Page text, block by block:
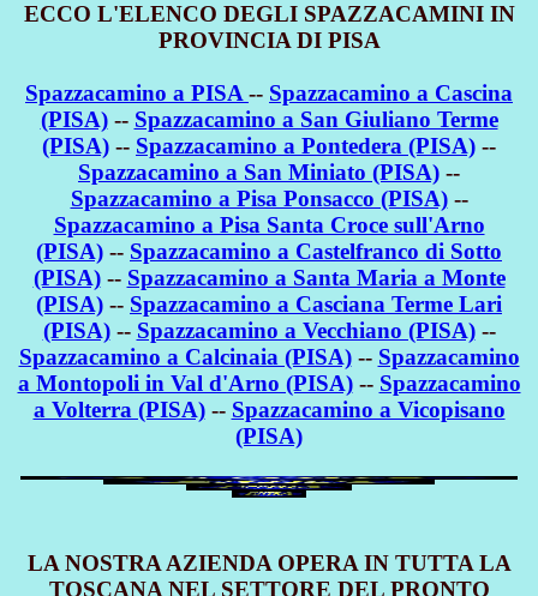
ECCO L'ELENCO DEGLI SPAZZACAMINI IN
PROVINCIA DI PISA
Spazzacamino a PISA -- Spazzacamino a Cascina
(PISA)-- Spazzacamino a San Giuliano Terme
(PISA) -- Spazzacamino a Pontedera (PISA) --
Spazzacamino a San Miniato (PISA) --
Spazzacamino a Pisa Ponsacco (PISA)--
Spazzacamino a Pisa Santa Croce sull'Arno
(PISA) -- Spazzacamino a Castelfranco di Sotto
(PISA)-- Spazzacamino a Santa Maria a Monte
(PISA) -- Spazzacamino a Casciana Terme Lari
(PISA)-- Spazzacamino a Vecchiano (PISA)--
Spazzacamino a Calcinaia (PISA)-- Spazzacamino
a Montopoli in Val d'Arno (PISA)-- Spazzacamino
a Volterra (PISA)-- Spazzacamino a Vicopisano
(PISA)
LA NOSTRA AZIENDA OPERA IN TUTTA LA
TOSCANA NEL SETTORE DEL PRONTO